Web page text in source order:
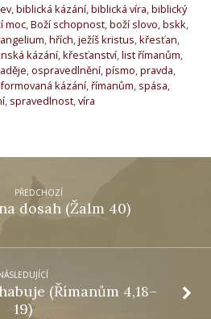
,biblická kázání,biblická víra,biblický
moc,Boží schopnost,boží slovo,bskk,
,hřích,ježíš kristus,křesťan,
kázání,křesťanství,list římanům,
,ospravedlnění,písmo,pravda,
kázání, římanům, spása,
, spravedlnost,víra
PŘEDCHOZÍ
dosah (Žalm 40)
(Římanům 4,18–
19)